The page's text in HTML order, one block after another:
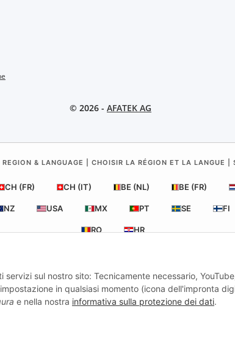
sul nostro sito: Tecnicamente necessario,
in qualsiasi momento (icona dell'impronta
e nella nostra informativa sulla protezione dei dati.
© 2026 - AFATEK AG
& LANGUAGE | CHOISIR LA RÉGION ET LA LANGUE |
CH (FR) CH (IT) BE (NL) BE (FR)
NZ USA MX PT SE FI
RO HR
AFATEK Italia| Il tuo specialista in ricambi per rimorchi
tecnica: info@afatek.com| P. IVA (DE):
per officine: acquisti intracomunitari netti (VIES)